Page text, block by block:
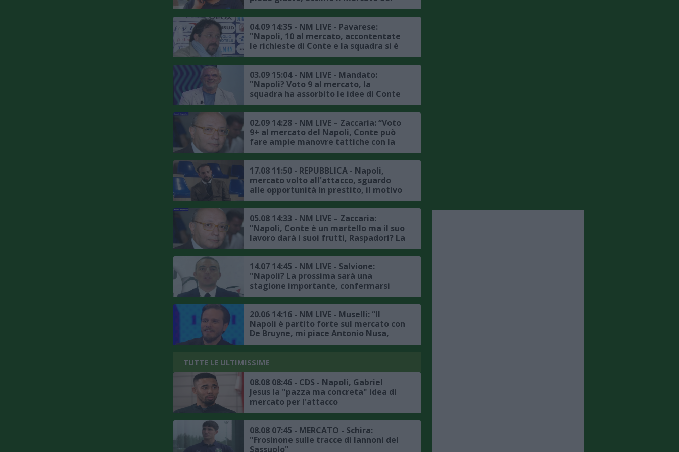
Napoli, De Bruyne e Lucca? Piano con
le critiche, serve pazienza"
04.09 14:35 - NM LIVE - Pavarese:
"Napoli, 10 al mercato, accontentate
le richieste di Conte e la squadra si è
rinforzata molto, importante il
ritorno di Alessandro Buongiorno,
spero ritorni presto titolare"
03.09 15:04 - NM LIVE - Mandato:
"Napoli? Voto 9 al mercato, la
squadra ha assorbito le idee di Conte
ed è cresciuta, questo aspetto farà la
differenza anche in Europa"
02.09 14:28 - NM LIVE – Zaccaria: “Voto
9+ al mercato del Napoli, Conte può
fare ampie manovre tattiche con la
rosa che ha a disposizione,
Buongiorno è un elemento
fondamentale"
17.08 11:50 - REPUBBLICA - Napoli,
mercato volto all'attacco, sguardo
alle opportunità in prestito, il motivo
05.08 14:33 - NM LIVE – Zaccaria:
“Napoli, Conte è un martello ma il suo
lavoro darà i suoi frutti, Raspadori? La
sua cessione segnerà uno spartiacque
per il mercato, terrei Zanoli"
14.07 14:45 - NM LIVE - Salvione:
"Napoli? La prossima sarà una
stagione importante, confermarsi
non è facile, visite mediche per Lang
e Beukema nei prossimi giorni,
Osimhen? La sua cessione farebbe
decollare il mercato azzurro"
20.06 14:16 - NM LIVE - Muselli: “Il
Napoli è partito forte sul mercato con
De Bruyne, mi piace Antonio Nusa,
spero arrivino i calciatori che vuole
TUTTE LE ULTIMISSIME
08.08 08:46 - CDS - Napoli, Gabriel
Jesus la "pazza ma concreta" idea di
mercato per l'attacco
08.08 07:45 - MERCATO - Schira:
"Frosinone sulle tracce di Iannoni del
Sassuolo"